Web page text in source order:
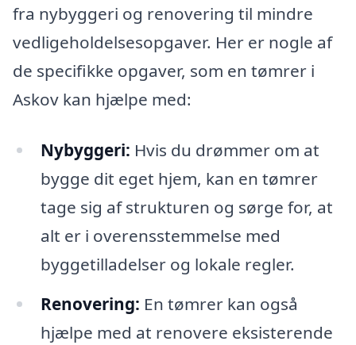
fra nybyggeri og renovering til mindre
vedligeholdelsesopgaver. Her er nogle af
de specifikke opgaver, som en tømrer i
Askov kan hjælpe med:
Nybyggeri: Hvis du drømmer om at
bygge dit eget hjem, kan en tømrer
tage sig af strukturen og sørge for, at
alt er i overensstemmelse med
byggetilladelser og lokale regler.
Renovering: En tømrer kan også
hjælpe med at renovere eksisterende